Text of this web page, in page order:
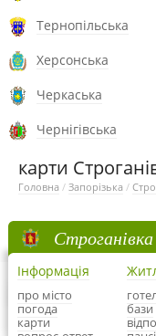
Тернопільська
Херсонська
Черкаська
Чернігівська
карти
Головна / Запорізька /
Строганівка
Інформація
про місто
погода
карти
бази